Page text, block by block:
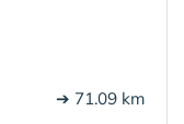
➔ 71.09 km